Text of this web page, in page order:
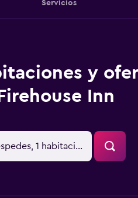
Servicios
y
Inn
1 habitación